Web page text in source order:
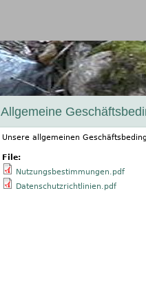
Allgemeine
Unsere allgemeinen
File:
Nutzungsbestimmungen.pdf
Datenschutzrichtlinien.pdf